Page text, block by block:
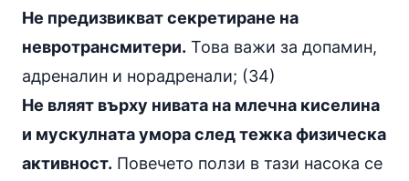
Не предизвикват секретиране на
невротрансмитери. Това важи за допамин,
адреналин и норадренали; (34)
Не вляят върху нивата на млечна киселина
и мускулната умора след тежка физическа
активност. Повечето ползи в тази насока се